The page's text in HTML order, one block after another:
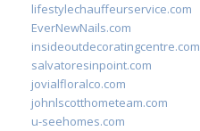
lifestylechauffeurservice.com
EverNewNails.com
insideoutdecoratingcentre.com
salvatoresinpoint.com
jovialfloralco.com
johnlscotthometeam.com
u-seehomes.com